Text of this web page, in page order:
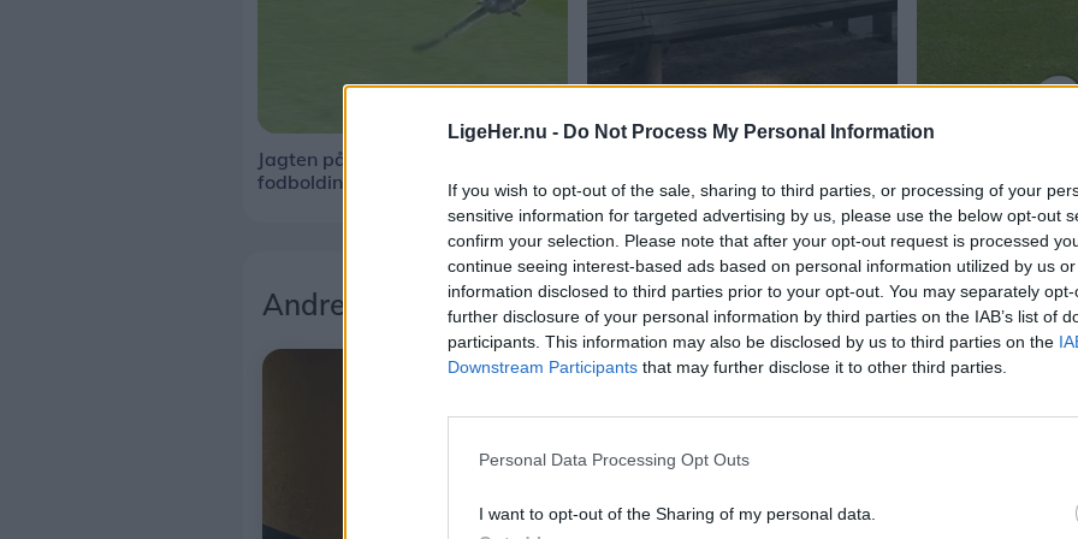
LigeHer.nu - Do Not Process My Personal Information
If you wish to opt-out of the sale, sharing to third parties, or processing of your
sensitive information for targeted advertising by us, please use the below opt-out
confirm your selection. Please note that after your opt-out request is processed
continue seeing interest-based ads based on personal information utilized by us
information disclosed to third parties prior to your opt-out. You may separately
further disclosure of your personal information by third parties on the IAB’s list of
participants. This information may also be disclosed by us to third parties on the
Downstream Participants that may further disclose it to other third parties.
Personal Data Processing Opt Outs
I want to opt-out of the Sharing of my personal data.
Jagten på den
fodboldinteresserede mågeunge
fodboldkarriere
Andre læser også